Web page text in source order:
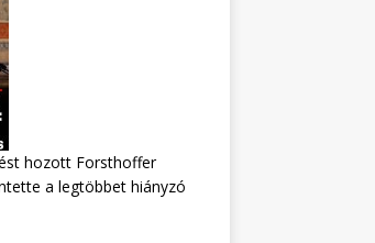
hozott Forsthoffer
a legtöbbet hiányzó